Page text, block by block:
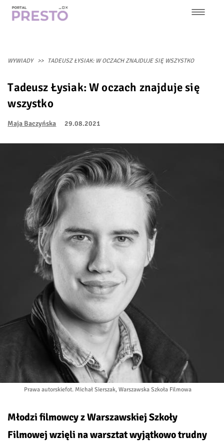
Przejdź
nawigacja
WYWIADY TADEUSZ ŁYSIAK: W OCZACH ZNAJDUJE SIĘ WSZYSTKO
Tadeusz Łysiak: W oczach znajduje się
wszystko
Maja Baczyńska 29.08.2021
Prawa autorskiefot. Michał Sierszak, Warszawska Szkoła Filmowa
Młodzi filmowcy z Warszawskiej Szkoły
Filmowej wzięli na warsztat wyjątkowo trudny